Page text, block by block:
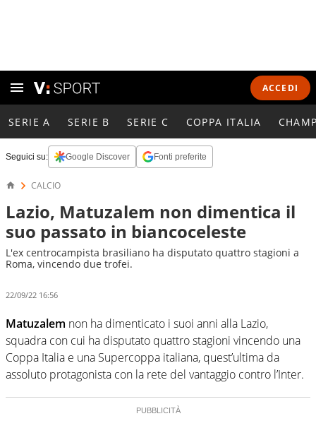
ACCEDI
SERIE A SERIE B SERIE C COPPA ITALIA
Seguici su: Google Discover Fonti preferite
CALCIO
Lazio, Matuzalem non dimentica il
suo passato in biancoceleste
L'ex centrocampista brasiliano ha disputato quattro stagioni a
Roma, vincendo due trofei.
22/09/22 16:56
Matuzalem non ha dimenticato i suoi anni alla Lazio,
squadra con cui ha disputato quattro stagioni vincendo una
Coppa Italia e una Supercoppa italiana, quest’ultima da
assoluto protagonista con la rete del vantaggio contro l’Inter.